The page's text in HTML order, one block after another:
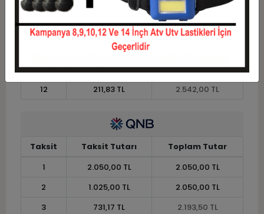
8
299,81 TL
2.398,50 TL
9
271,06 TL
2.439,50 TL
248,05 TL
11
227,36 TL
2.501,00 TL
12
211,83 TL 2.542,00 TL
Taksit Taksit Tutarı
Toplam Tutar
1
2.050,00 TL
2.050,00 TL
2
1.025,00 TL
2.050,00 TL
3
731,17 TL
2.193,50 TL